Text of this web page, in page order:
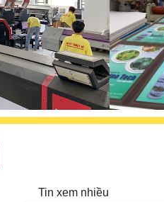
Tin xem nhiều